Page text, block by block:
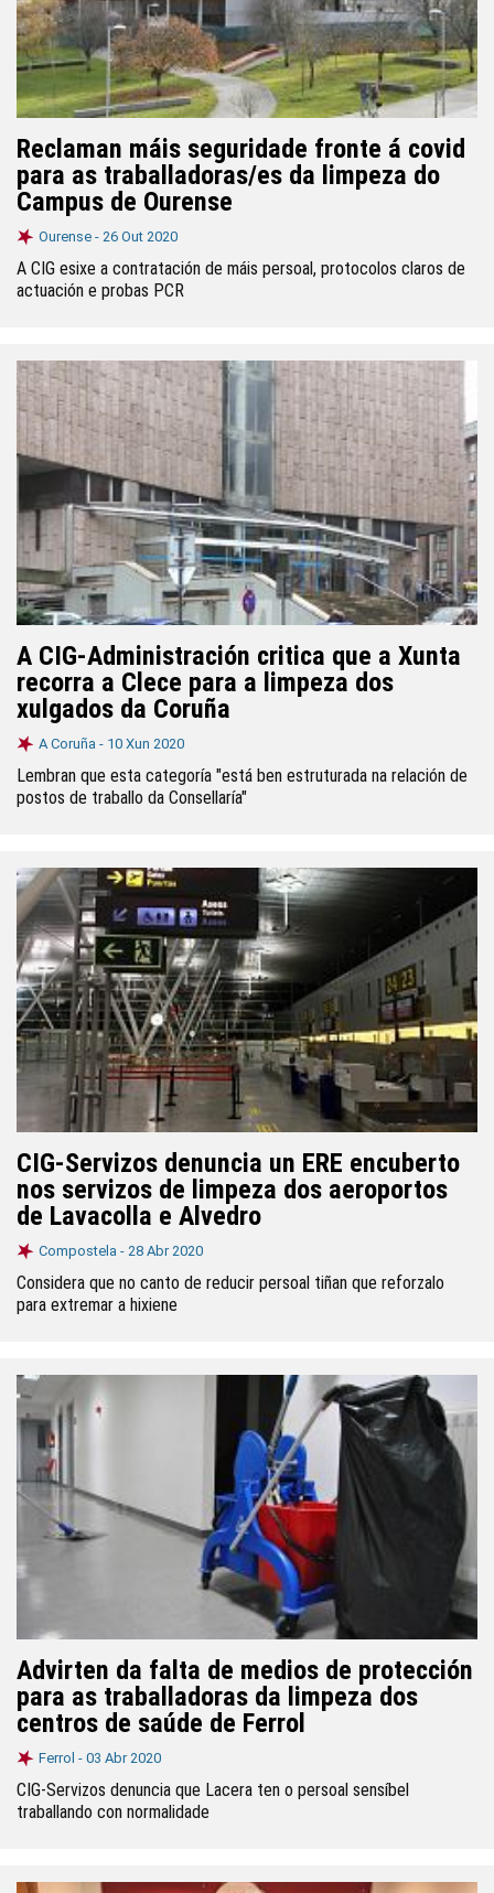
Reclaman máis seguridade fronte á covid
para as traballadoras/es da limpeza do
Campus de Ourense
Ourense - 26 Out 2020
A CIG esixe a contratación de máis persoal, protocolos claros de
actuación e probas PCR
A CIG-Administración critica que a Xunta
recorra a Clece para a limpeza dos
xulgados da Coruña
A Coruña - 10 Xun 2020
Lembran que esta categoría "está ben estruturada na relación de
postos de traballo da Consellaría"
CIG-Servizos denuncia un ERE encuberto
nos servizos de limpeza dos aeroportos
de Lavacolla e Alvedro
Compostela - 28 Abr 2020
Considera que no canto de reducir persoal tiñan que reforzalo
para extremar a hixiene
Advirten da falta de medios de protección
para as traballadoras da limpeza dos
centros de saúde de Ferrol
Ferrol - 03 Abr 2020
CIG-Servizos denuncia que Lacera ten o persoal sensíbel
traballando con normalidade